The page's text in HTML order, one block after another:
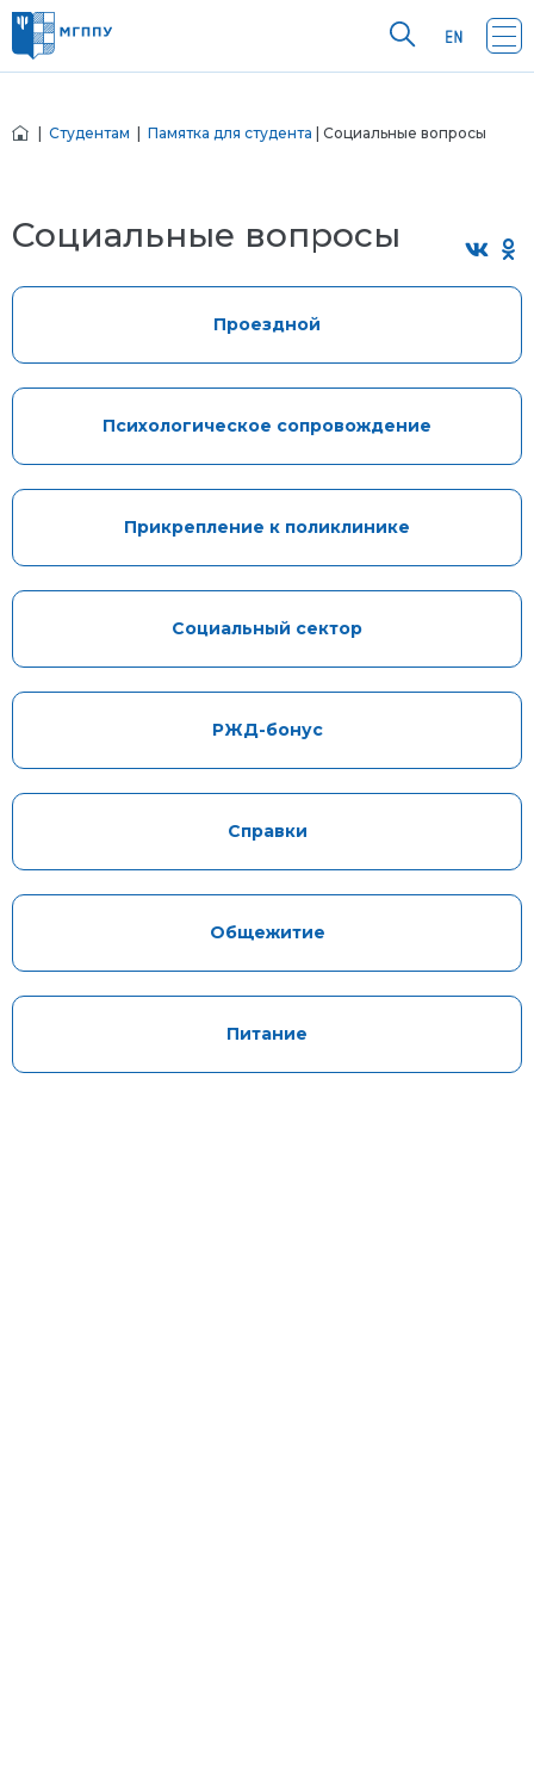
Студентам Памятка для студента | Социальные вопросы
Социальные вопросы
Проездной
Психологическое сопровождение
Прикрепление к поликлинике
Социальный сектор
РЖД-бонус
Справки
Общежитие
Питание